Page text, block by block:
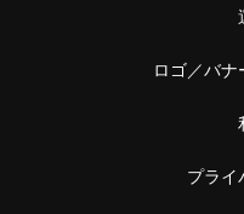
ロゴ／バ
プライ